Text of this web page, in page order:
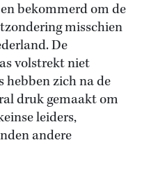
bekommerd om de
misschien
De
volstrekt niet
hebben zich na de
druk gemaakt om
leiders,
andere